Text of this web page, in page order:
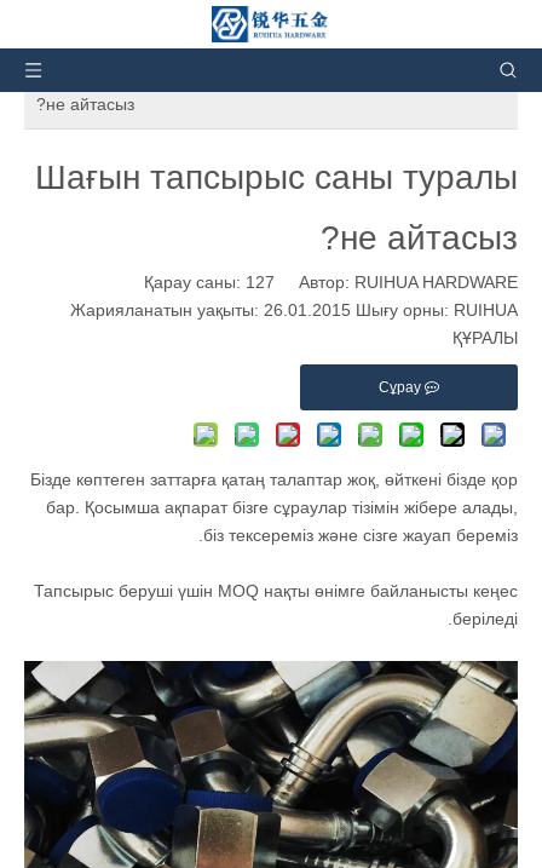
» Жаңалықтар мен оқиғалар
Компания жаңалықтары
не айтасыз?
Шағын тапсырыс саны туралы
не айтасыз?
Қарау саны: 127 Автор: RUIHUA HARDWARE
Жарияланатын уақыты: 26.01.2015 Шығу орны: RUIHUA
ҚҰРАЛЫ
Сұрау
Бізде көптеген заттарға қатаң талаптар жоқ, өйткені бізде қор
бар. Қосымша ақпарат бізге сұраулар тізімін жібере алады,
біз тексереміз және сізге жауап береміз.
Тапсырыс беруші үшін MOQ нақты өнімге байланысты кеңес
беріледі.